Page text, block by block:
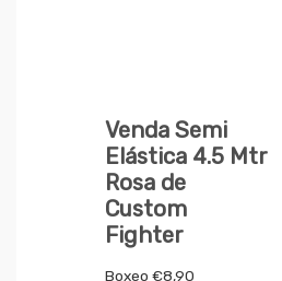
Venda Semi
Elástica 4.5 Mtr
Rosa de
Custom
Fighter
Boxeo€8,90